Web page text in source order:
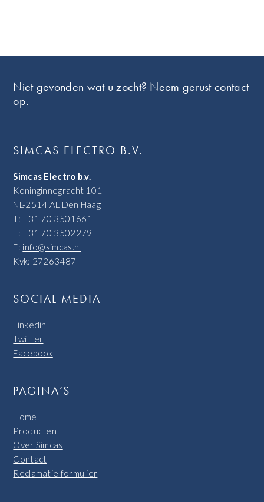
Niet gevonden wat u zocht? Neem gerust contact
op.
SIMCAS ELECTRO B.V.
Simcas Electro b.v.
Koninginnegracht 101
NL-2514 AL Den Haag
T: +31 70 3501661
F: +31 70 3502279
E: info@simcas.nl
Kvk: 27263487
SOCIAL MEDIA
Linkedin
Twitter
Facebook
PAGINA’S
Home
Producten
Over Simcas
Contact
Reclamatie formulier